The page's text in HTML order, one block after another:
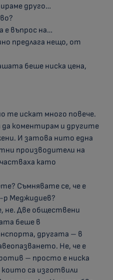
друго…
е въпрос на…
предлага нещо, от
беше ниска цена,
те искат много повече.
да коментирам и другите
И затова нито една
производители на
като
Съмнявате се, че е
р Меджидиев?
не. Две обществени
беше в
другата – в
Не, че е
– просто е ниска
са изготвили